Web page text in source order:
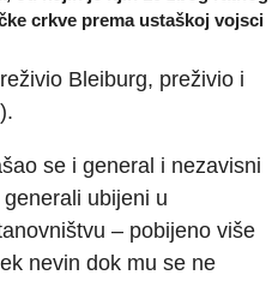
crkve prema ustaškoj vojsci
Bleiburg, preživio i
se i general i nezavisni
ubijeni u
– pobijeno više
nevin dok mu se ne